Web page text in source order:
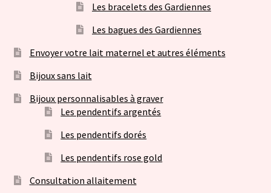
Les bracelets des Gardiennes
Les bagues des Gardiennes
Envoyer votre lait maternel et autres éléments
Bijoux sans lait
Bijoux personnalisables à graver
Les pendentifs argentés
Les pendentifs dorés
Les pendentifs rose gold
Consultation allaitement